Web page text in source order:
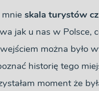
skala turystów
jak u nas w Polsce,
można było
historię tego
moment że